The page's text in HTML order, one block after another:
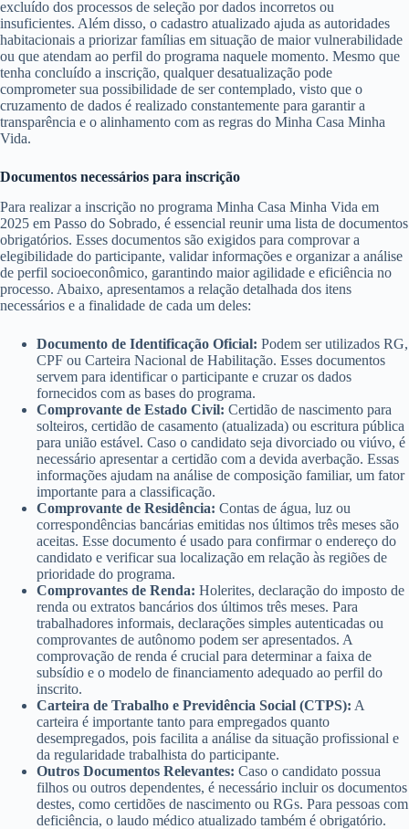
excluído dos processos de seleção por dados incorretos ou
insuficientes. Além disso, o cadastro atualizado ajuda as autoridades
habitacionais a priorizar famílias em situação de maior vulnerabilidade
ou que atendam ao perfil do programa naquele momento. Mesmo que
tenha concluído a inscrição, qualquer desatualização pode
comprometer sua possibilidade de ser contemplado, visto que o
cruzamento de dados é realizado constantemente para garantir a
transparência e o alinhamento com as regras do Minha Casa Minha
Vida.
Documentos necessários para inscrição
Para realizar a inscrição no programa Minha Casa Minha Vida em
2025 em Passo do Sobrado, é essencial reunir uma lista de documentos
obrigatórios. Esses documentos são exigidos para comprovar a
elegibilidade do participante, validar informações e organizar a análise
de perfil socioeconômico, garantindo maior agilidade e eficiência no
processo. Abaixo, apresentamos a relação detalhada dos itens
necessários e a finalidade de cada um deles:
Documento de Identificação Oficial: Podem ser utilizados RG,
CPF ou Carteira Nacional de Habilitação. Esses documentos
servem para identificar o participante e cruzar os dados
fornecidos com as bases do programa.
Comprovante de Estado Civil: Certidão de nascimento para
solteiros, certidão de casamento (atualizada) ou escritura pública
para união estável. Caso o candidato seja divorciado ou viúvo, é
necessário apresentar a certidão com a devida averbação. Essas
informações ajudam na análise de composição familiar, um fator
importante para a classificação.
Comprovante de Residência: Contas de água, luz ou
correspondências bancárias emitidas nos últimos três meses são
aceitas. Esse documento é usado para confirmar o endereço do
candidato e verificar sua localização em relação às regiões de
prioridade do programa.
Comprovantes de Renda: Holerites, declaração do imposto de
renda ou extratos bancários dos últimos três meses. Para
trabalhadores informais, declarações simples autenticadas ou
comprovantes de autônomo podem ser apresentados. A
comprovação de renda é crucial para determinar a faixa de
subsídio e o modelo de financiamento adequado ao perfil do
inscrito.
Carteira de Trabalho e Previdência Social (CTPS): A
carteira é importante tanto para empregados quanto
desempregados, pois facilita a análise da situação profissional e
da regularidade trabalhista do participante.
Outros Documentos Relevantes: Caso o candidato possua
filhos ou outros dependentes, é necessário incluir os documentos
destes, como certidões de nascimento ou RGs. Para pessoas com
deficiência, o laudo médico atualizado também é obrigatório.